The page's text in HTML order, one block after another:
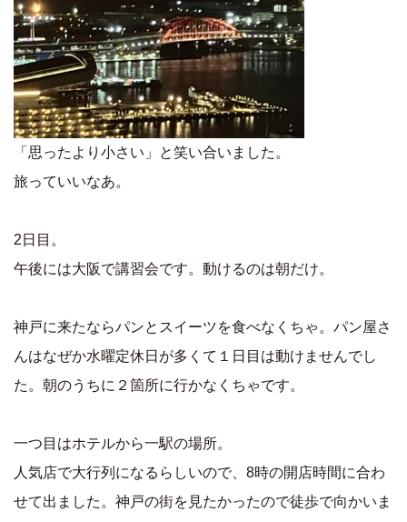
「思ったより小さい」と笑い合いました。
旅っていいなあ。
2日目。
午後には大阪で講習会です。動けるのは朝だけ。
神戸に来たならパンとスイーツを食べなくちゃ。パン屋さ
んはなぜか水曜定休日が多くて１日目は動けませんでし
た。朝のうちに２箇所に行かなくちゃです。
一つ目はホテルから一駅の場所。
人気店で大行列になるらしいので、8時の開店時間に合わ
せて出ました。神戸の街を見たかったので徒歩で向かいま